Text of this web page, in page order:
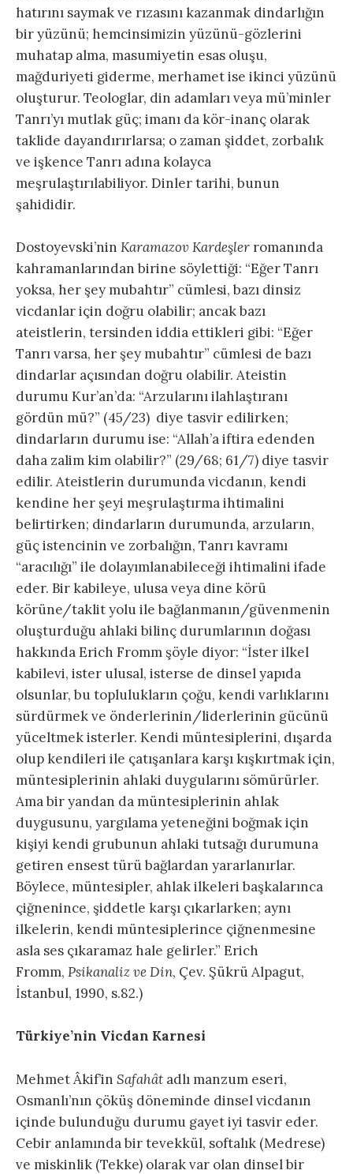
hatırını saymak ve rızasını kazanmak dindarlığın
bir yüzünü; hemcinsimizin yüzünü-gözlerini
muhatap alma, masumiyetin esas oluşu,
mağduriyeti giderme, merhamet ise ikinci yüzünü
oluşturur. Teologlar, din adamları veya mü’minler
Tanrı’yı mutlak güç; imanı da kör-inanç olarak
taklide dayandırırlarsa; o zaman şiddet, zorbalık
ve işkence Tanrı adına kolayca
meşrulaştırılabiliyor. Dinler tarihi, bunun
şahididir.
Dostoyevski’nin Karamazov Kardeşler romanında
kahramanlarından birine söylettiği: “Eğer Tanrı
yoksa, her şey mubahtır” cümlesi, bazı dinsiz
vicdanlar için doğru olabilir; ancak bazı
ateistlerin, tersinden iddia ettikleri gibi: “Eğer
Tanrı varsa, her şey mubahtır” cümlesi de bazı
dindarlar açısından doğru olabilir. Ateistin
durumu Kur’an’da: “Arzularını ilahlaştıranı
gördün mü?” (45/23) diye tasvir edilirken;
dindarların durumu ise: “Allah’a iftira edenden
daha zalim kim olabilir?” (29/68; 61/7) diye tasvir
edilir. Ateistlerin durumunda vicdanın, kendi
kendine her şeyi meşrulaştırma ihtimalini
belirtirken; dindarların durumunda, arzuların,
güç istencinin ve zorbalığın, Tanrı kavramı
“aracılığı” ile dolayımlanabileceği ihtimalini ifade
eder. Bir kabileye, ulusa veya dine körü
körüne/taklit yolu ile bağlanmanın/güvenmenin
oluşturduğu ahlaki bilinç durumlarının doğası
hakkında Erich Fromm şöyle diyor: “İster ilkel
kabilevi, ister ulusal, isterse de dinsel yapıda
olsunlar, bu toplulukların çoğu, kendi varlıklarını
sürdürmek ve önderlerinin/liderlerinin gücünü
yüceltmek isterler. Kendi müntesiplerini, dışarda
olup kendileri ile çatışanlara karşı kışkırtmak için,
müntesiplerinin ahlaki duygularını sömürürler.
Ama bir yandan da müntesiplerinin ahlak
duygusunu, yargılama yeteneğini boğmak için
kişiyi kendi grubunun ahlaki tutsağı durumuna
getiren ensest türü bağlardan yararlanırlar.
Böylece, müntesipler, ahlak ilkeleri başkalarınca
çiğnenince, şiddetle karşı çıkarlarken; aynı
ilkelerin, kendi müntesiplerince çiğnenmesine
asla ses çıkaramaz hale gelirler.” Erich
Fromm, Psikanaliz ve Din, Çev. Şükrü Alpagut,
İstanbul, 1990, s.82.)
Türkiye’nin Vicdan Karnesi
Mehmet Âkif’in Safahât adlı manzum eseri,
Osmanlı’nın çöküş döneminde dinsel vicdanın
içinde bulunduğu durumu gayet iyi tasvir eder.
Cebir anlamında bir tevekkül, softalık (Medrese)
ve miskinlik (Tekke) olarak var olan dinsel bir